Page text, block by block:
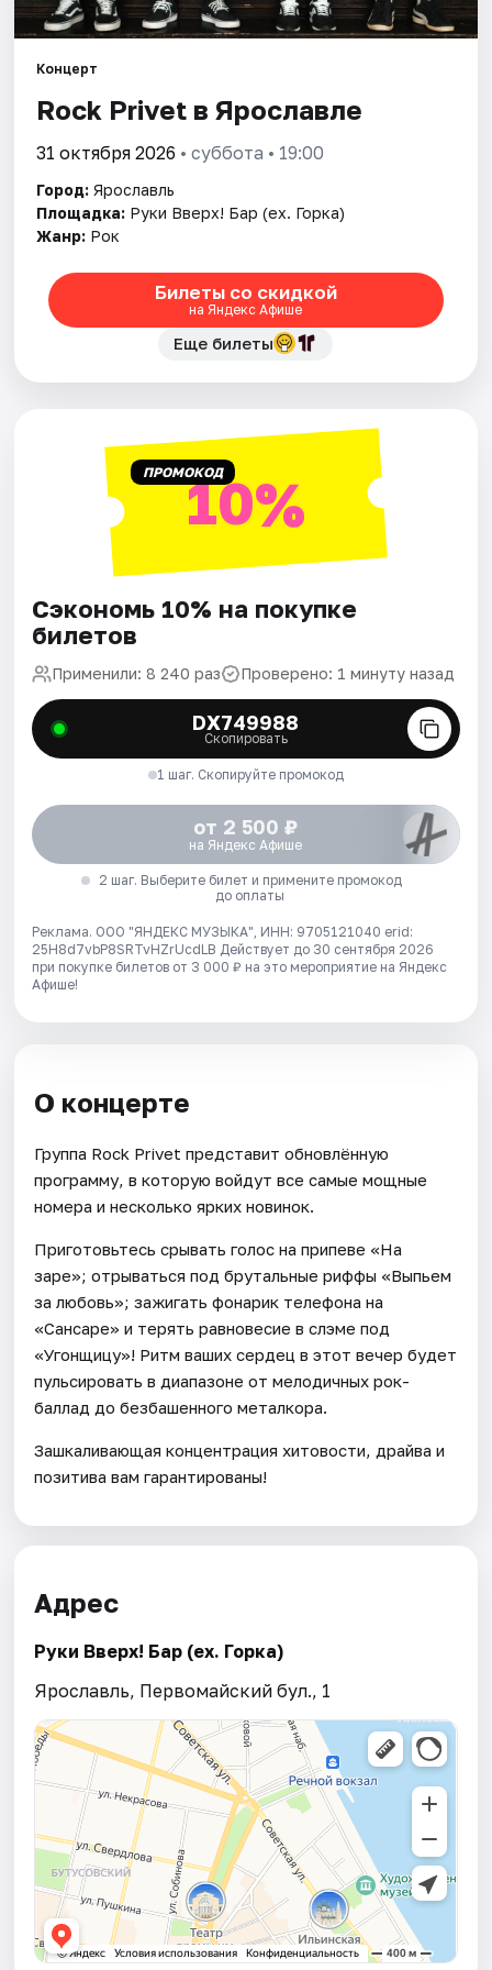
Города
Артисты
Рейтинги
Концерт
Rock Privet в Ярославле
31 октября 2026 • суббота • 19:00
Город: Ярославль
Площадка: Руки Вверх! Бар (ex. Горка)
Жанр: Рок
Билеты со скидкой
на Яндекс Афише
Еще билеты
ПРОМОКОД10%
Сэкономь 10% на покупке
билетов
Применили: 8 240 раз Проверено: 1 минуту назад
DX749988
Скопировать
1 шаг. Скопируйте промокод
от 2 500 ₽
на Яндекс Афише
2 шаг. Выберите билет и примените промокод
до оплаты
Реклама. ООО "ЯНДЕКС МУЗЫКА", ИНН: 9705121040 erid:
25H8d7vbP8SRTvHZrUcdLB Действует до 30 сентября 2026
при покупке билетов от 3 000 ₽ на это мероприятие на Яндекс
Афише!
О концерте
Группа Rock Privet представит обновлённую
программу, в которую войдут все самые мощные
номера и несколько ярких новинок.
Приготовьтесь срывать голос на припеве «На
заре»; отрываться под брутальные риффы «Выпьем
за любовь»; зажигать фонарик телефона на
«Сансаре» и терять равновесие в слэме под
«Угонщицу»! Ритм ваших сердец в этот вечер будет
пульсировать в диапазоне от мелодичных рок-
баллад до безбашенного металкора.
Зашкаливающая концентрация хитовости, драйва и
позитива вам гарантированы!
Адрес
Руки Вверх! Бар (ex. Горка)
Ярославль, Первомайский бул., 1